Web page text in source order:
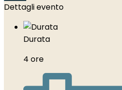
Dettagli evento
Durata
4 ore